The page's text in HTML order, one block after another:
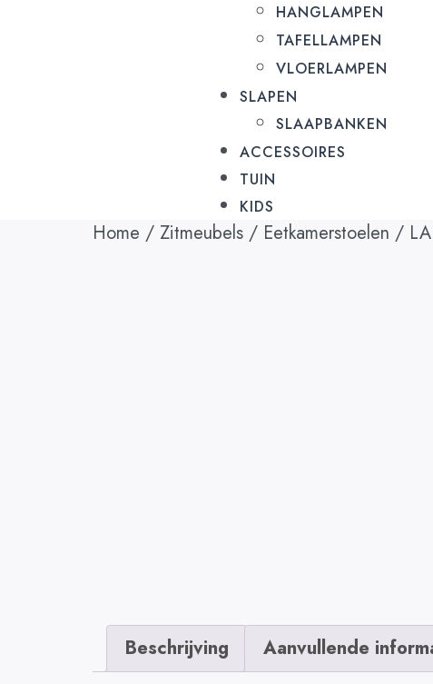
HANGLAMPEN
TAFELLAMPEN
VLOERLAMPEN
SLAPEN
SLAAPBANKEN
ACCESSOIRES
TUIN
KIDS
Home / Zitmeubels / Eetkamerstoelen /
Beschrijving Aanvullende